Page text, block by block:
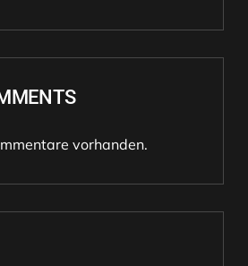
vorhanden.